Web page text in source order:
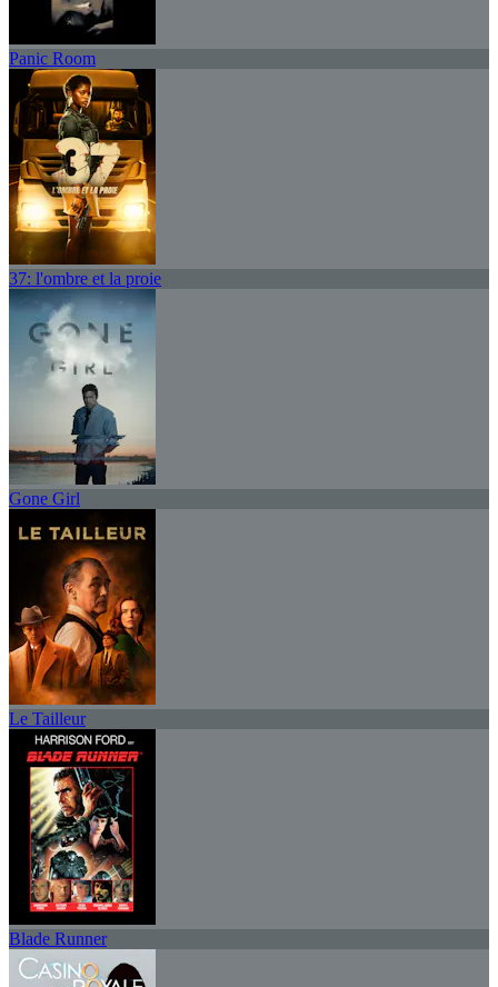
Panic Room
37: l'ombre et la proie
Gone Girl
Le Tailleur
Blade Runner